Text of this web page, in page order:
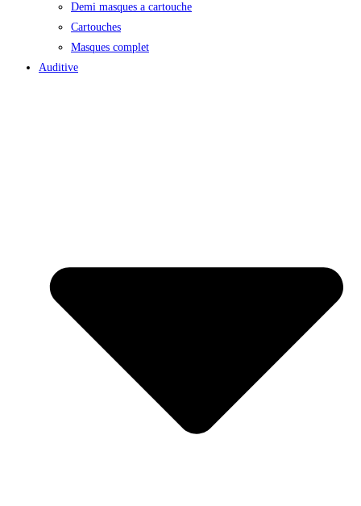
Demi masques a cartouche
Cartouches
Masques complet
Auditive